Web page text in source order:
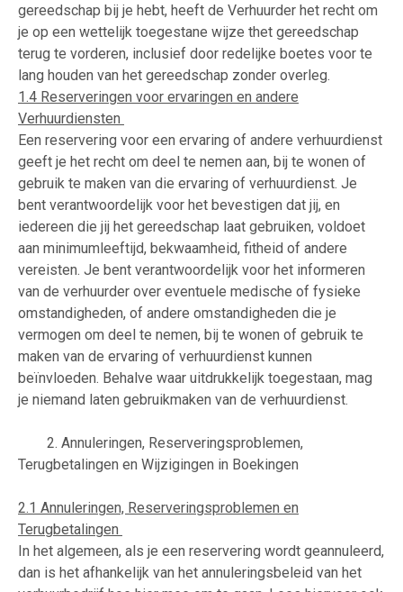
gereedschap bij je hebt, heeft de Verhuurder het recht om
je op een wettelijk toegestane wijze thet gereedschap
terug te vorderen, inclusief door redelijke boetes voor te
lang houden van het gereedschap zonder overleg.
1.4 Reserveringen voor ervaringen en andere
Verhuurdiensten
Een reservering voor een ervaring of andere verhuurdienst
geeft je het recht om deel te nemen aan, bij te wonen of
gebruik te maken van die ervaring of verhuurdienst. Je
bent verantwoordelijk voor het bevestigen dat jij, en
iedereen die jij het gereedschap laat gebruiken, voldoet
aan minimumleeftijd, bekwaamheid, fitheid of andere
vereisten. Je bent verantwoordelijk voor het informeren
van de verhuurder over eventuele medische of fysieke
omstandigheden, of andere omstandigheden die je
vermogen om deel te nemen, bij te wonen of gebruik te
maken van de ervaring of verhuurdienst kunnen
beïnvloeden. Behalve waar uitdrukkelijk toegestaan, mag
je niemand laten gebruikmaken van de verhuurdienst.
2. Annuleringen, Reserveringsproblemen,
Terugbetalingen en Wijzigingen in Boekingen
2.1 Annuleringen, Reserveringsproblemen en
Terugbetalingen
In het algemeen, als je een reservering wordt geannuleerd,
dan is het afhankelijk van het annuleringsbeleid van het